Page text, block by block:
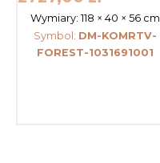
Wymiary:118 × 40 × 56 cm
Symbol: DM-KOMRTV-
FOREST-1031691001